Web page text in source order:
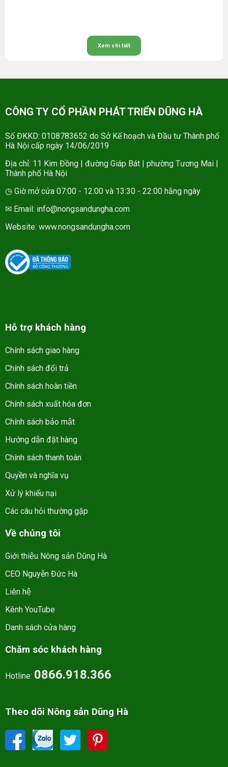
Xem chi tiết
CÔNG TY CỔ PHẦN PHÁT TRIỂN DŨNG HÀ
Số ĐKKD: 0108783652 do Sở Kế hoạch và Đầu tư Thành phố
Hà Nội cấp ngày 14/06/2019
Địa chỉ: 11 Kim Đồng | đường Giáp Bát | phường Tương Mai |
Thành phố Hà Nội
◷ Giờ mở cửa 07:00 - 12:00 và 13:30 - 22:00 hằng ngày
✉ Email: info@nongsandungha.com
Website: www.nongsandungha.com
Hỗ trợ khách hàng
Chính sách giao hàng
Chính sách đổi trả
Chính sách hoàn tiền
Chính sách xuất hóa đơn
Chính sách bảo mật
Hướng dẫn đặt hàng
Chính sách thanh toán
Quyền và nghĩa vụ
Xử lý khiếu nại
Các câu hỏi thường gặp
Về chúng tôi
Giới thiệu Nông sản Dũng Hà
CEO Nguyễn Đức Hà
Liên hệ
Kênh YouTube
Danh sách cửa hàng
Chăm sóc khách hàng
Hotline: 0866.918.366
Theo dõi Nông sản Dũng Hà